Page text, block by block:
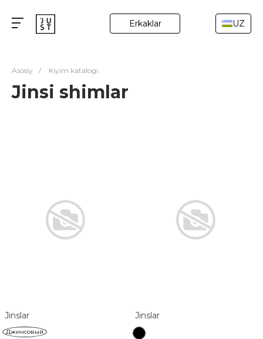
Erkaklar UZ
Asosiy / Kiyim katalogi
Jinsi shimlar
Jinslar
Джинсовый
Jinslar